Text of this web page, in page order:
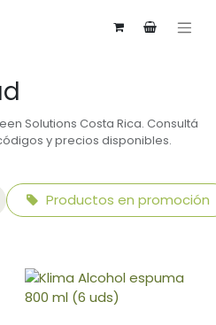
Solutions Costa Rica. Consultá
y precios disponibles.
Productos en promoción